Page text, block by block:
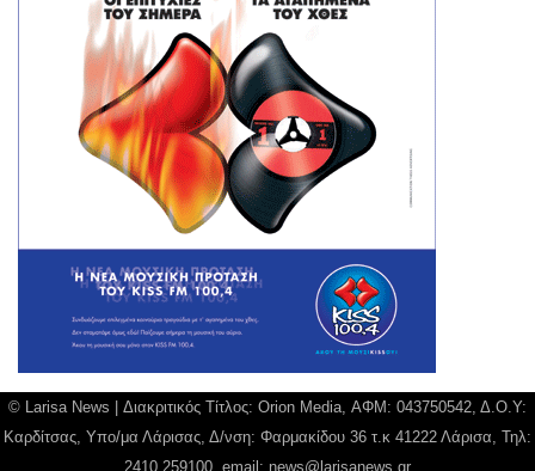
© Larisa News | Διακριτικός Τίτλος: Orion Media, ΑΦΜ: 043750542, Δ.Ο.Υ:
Καρδίτσας, Υπο/μα Λάρισας, Δ/νση: Φαρμακίδου 36 τ.κ 41222 Λάρισα, Τηλ:
2410 259100, email: news@larisanews.gr